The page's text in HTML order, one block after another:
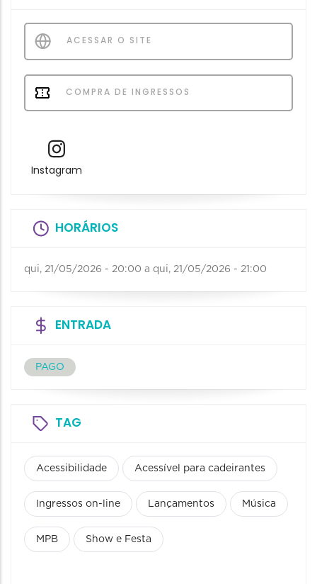
ACESSAR O SITE
COMPRA DE INGRESSOS
Instagram
HORÁRIOS
qui, 21/05/2026 - 20:00 a qui, 21/05/2026 - 21:00
ENTRADA
PAGO
TAG
Acessibilidade Acessível para cadeirantes
Ingressos on-line Lançamentos Música
MPB Show e Festa